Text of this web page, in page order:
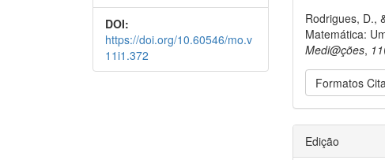
DOI:
https://doi.org/10.60546/mo.v
11i1.372
Rodrigues, D.,
Matemática:
Medi@ções, 11
Formatos
Edição